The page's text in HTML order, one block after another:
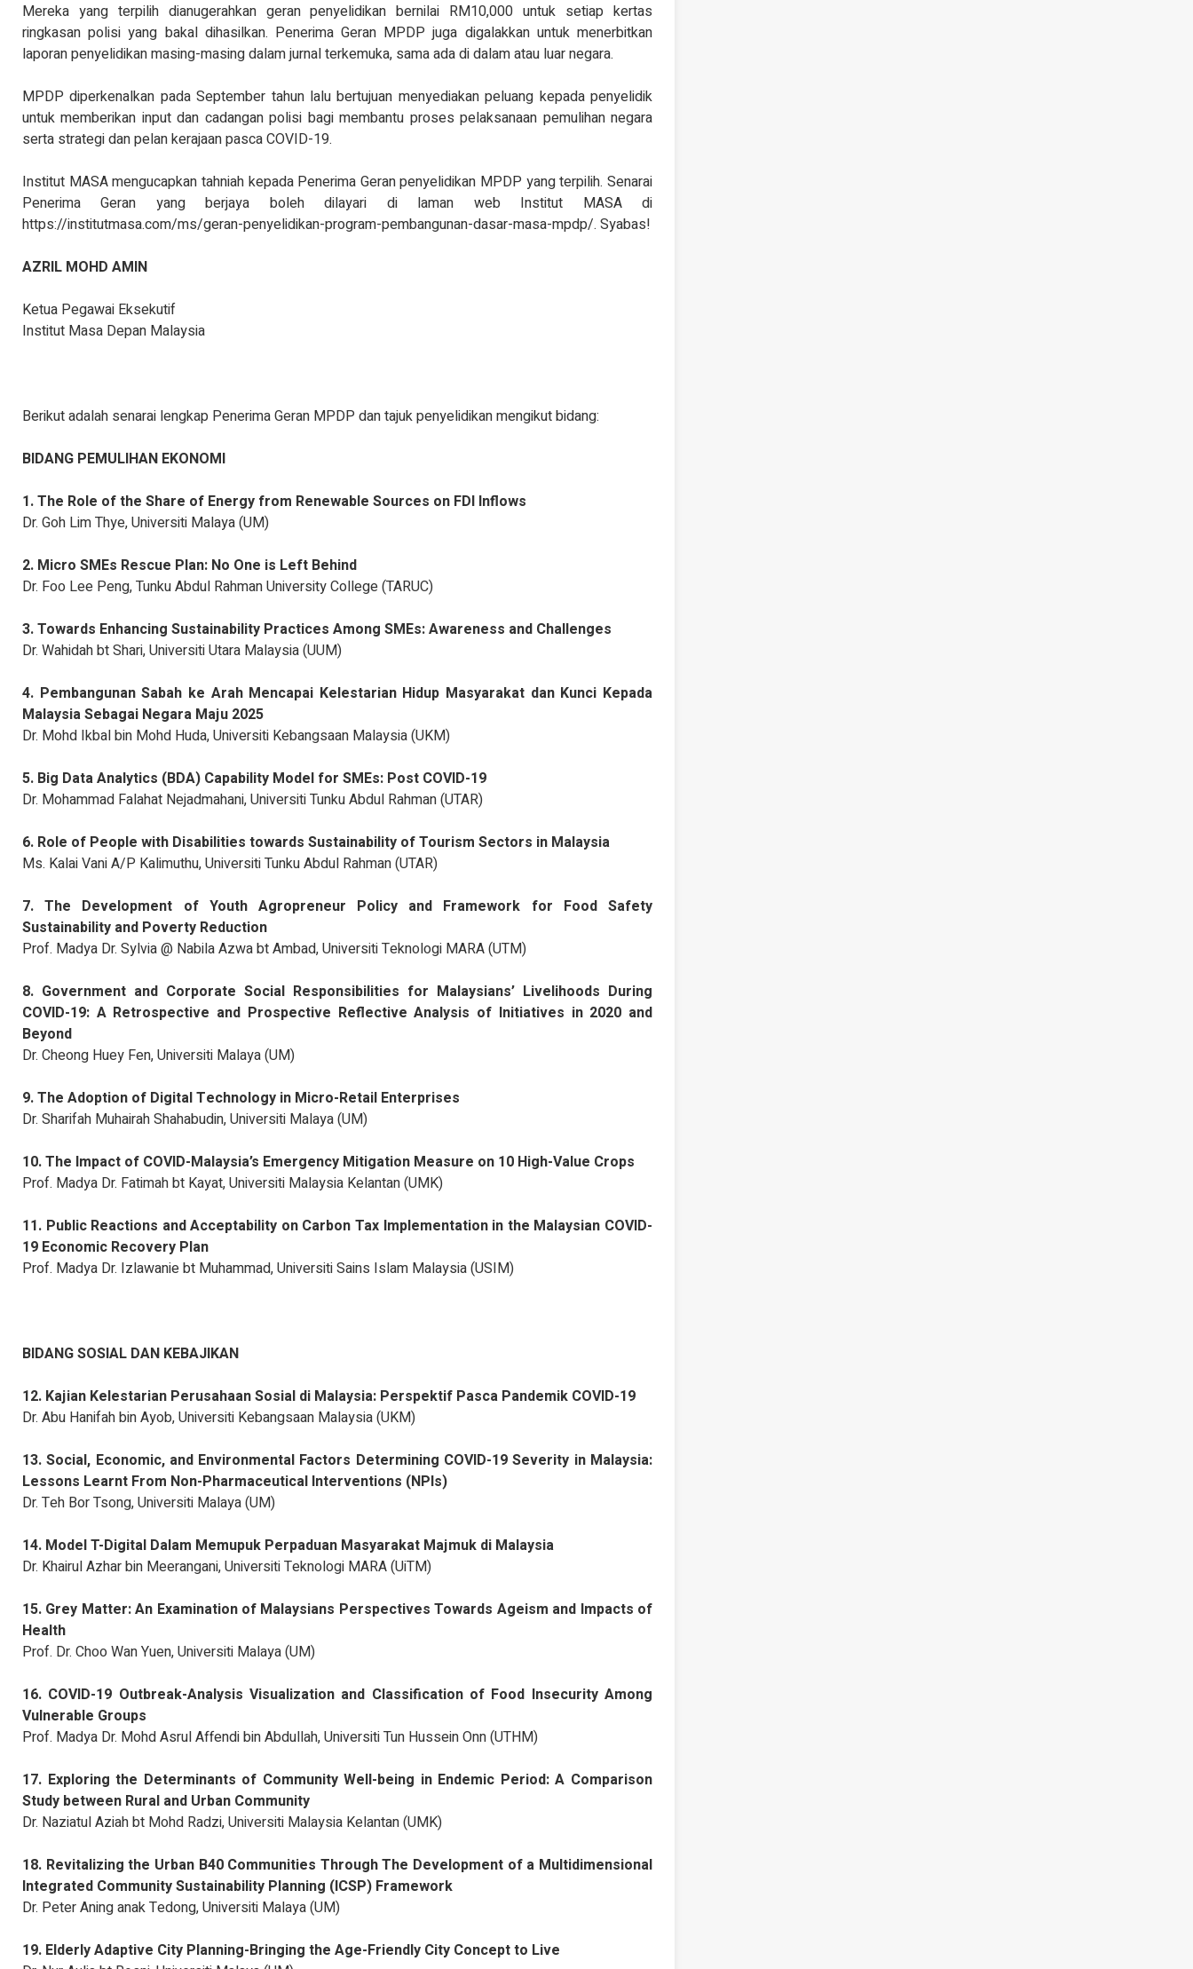
Mereka yang terpilih dianugerahkan geran penyelidikan bernilai RM10,000 untuk setiap kertas
ringkasan polisi yang bakal dihasilkan. Penerima Geran MPDP juga digalakkan untuk menerbitkan
laporan penyelidikan masing-masing dalam jurnal terkemuka, sama ada di dalam atau luar negara.
MPDP diperkenalkan pada September tahun lalu bertujuan menyediakan peluang kepada penyelidik
untuk memberikan input dan cadangan polisi bagi membantu proses pelaksanaan pemulihan negara
serta strategi dan pelan kerajaan pasca COVID-19.
Institut MASA mengucapkan tahniah kepada Penerima Geran penyelidikan MPDP yang terpilih. Senarai
Penerima Geran yang berjaya boleh dilayari di laman web Institut MASA di
https://institutmasa.com/ms/geran-penyelidikan-program-pembangunan-dasar-masa-mpdp/. Syabas!
AZRIL MOHD AMIN
Ketua Pegawai Eksekutif
Institut Masa Depan Malaysia
Berikut adalah senarai lengkap Penerima Geran MPDP dan tajuk penyelidikan mengikut bidang:
BIDANG PEMULIHAN EKONOMI
1. The Role of the Share of Energy from Renewable Sources on FDI Inflows
Dr. Goh Lim Thye, Universiti Malaya (UM)
2. Micro SMEs Rescue Plan: No One is Left Behind
Dr. Foo Lee Peng, Tunku Abdul Rahman University College (TARUC)
3. Towards Enhancing Sustainability Practices Among SMEs: Awareness and Challenges
Dr. Wahidah bt Shari, Universiti Utara Malaysia (UUM)
4. Pembangunan Sabah ke Arah Mencapai Kelestarian Hidup Masyarakat dan Kunci Kepada
Malaysia Sebagai Negara Maju 2025
Dr. Mohd Ikbal bin Mohd Huda, Universiti Kebangsaan Malaysia (UKM)
5. Big Data Analytics (BDA) Capability Model for SMEs: Post COVID-19
Dr. Mohammad Falahat Nejadmahani, Universiti Tunku Abdul Rahman (UTAR)
6. Role of People with Disabilities towards Sustainability of Tourism Sectors in Malaysia
Ms. Kalai Vani A/P Kalimuthu, Universiti Tunku Abdul Rahman (UTAR)
7. The Development of Youth Agropreneur Policy and Framework for Food Safety
Sustainability and Poverty Reduction
Prof. Madya Dr. Sylvia @ Nabila Azwa bt Ambad, Universiti Teknologi MARA (UTM)
8. Government and Corporate Social Responsibilities for Malaysians’ Livelihoods During
COVID-19: A Retrospective and Prospective Reflective Analysis of Initiatives in 2020 and
Beyond
Dr. Cheong Huey Fen, Universiti Malaya (UM)
9. The Adoption of Digital Technology in Micro-Retail Enterprises
Dr. Sharifah Muhairah Shahabudin, Universiti Malaya (UM)
10. The Impact of COVID-Malaysia’s Emergency Mitigation Measure on 10 High-Value Crops
Prof. Madya Dr. Fatimah bt Kayat, Universiti Malaysia Kelantan (UMK)
11. Public Reactions and Acceptability on Carbon Tax Implementation in the Malaysian COVID-
19 Economic Recovery Plan
Prof. Madya Dr. Izlawanie bt Muhammad, Universiti Sains Islam Malaysia (USIM)
BIDANG SOSIAL DAN KEBAJIKAN
12. Kajian Kelestarian Perusahaan Sosial di Malaysia: Perspektif Pasca Pandemik COVID-19
Dr. Abu Hanifah bin Ayob, Universiti Kebangsaan Malaysia (UKM)
13. Social, Economic, and Environmental Factors Determining COVID-19 Severity in Malaysia:
Lessons Learnt From Non-Pharmaceutical Interventions (NPIs)
Dr. Teh Bor Tsong, Universiti Malaya (UM)
14. Model T-Digital Dalam Memupuk Perpaduan Masyarakat Majmuk di Malaysia
Dr. Khairul Azhar bin Meerangani, Universiti Teknologi MARA (UiTM)
15. Grey Matter: An Examination of Malaysians Perspectives Towards Ageism and Impacts of
Health
Prof. Dr. Choo Wan Yuen, Universiti Malaya (UM)
16. COVID-19 Outbreak-Analysis Visualization and Classification of Food Insecurity Among
Vulnerable Groups
Prof. Madya Dr. Mohd Asrul Affendi bin Abdullah, Universiti Tun Hussein Onn (UTHM)
17. Exploring the Determinants of Community Well-being in Endemic Period: A Comparison
Study between Rural and Urban Community
Dr. Naziatul Aziah bt Mohd Radzi, Universiti Malaysia Kelantan (UMK)
18. Revitalizing the Urban B40 Communities Through The Development of a Multidimensional
Integrated Community Sustainability Planning (ICSP) Framework
Dr. Peter Aning anak Tedong, Universiti Malaya (UM)
19. Elderly Adaptive City Planning-Bringing the Age-Friendly City Concept to Live